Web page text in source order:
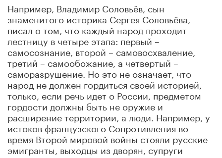
Например, Владимир Соловьёв, сын
знаменитого историка Сергея Соловьёва,
писал о том, что каждый народ проходит
лестницу в четыре этапа: первый –
самосознание, второй – самовосхваление,
третий – самообожание, а четвертый –
саморазрушение. Но это не означает, что
народ не должен гордиться своей историей,
только, если речь идет о России, предметом
гордости должны быть не оружие и
расширение территории, а люди. Например, у
истоков французского Сопротивления во
время Второй мировой войны стояли русские
эмигранты, выходцы из дворян, супруги